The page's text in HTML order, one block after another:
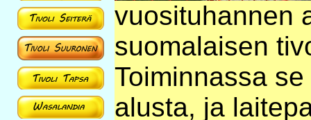
vuosituhannen
suomalaisen
Toiminnassa
alusta, ja